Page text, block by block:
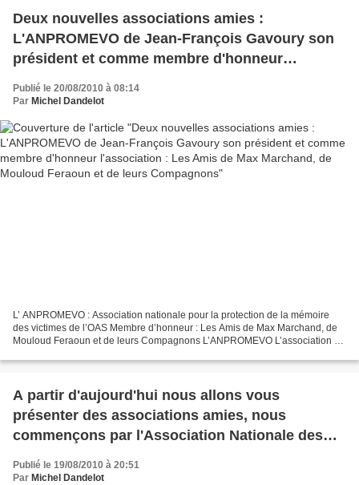
Deux nouvelles associations amies :
L'ANPROMEVO de Jean-François Gavoury son
président et comme membre d'honneur
Mouloud Feraoun et de leurs Compagnons
Publié le 20/08/2010 à 08:14
Par Michel Dandelot
L’ ANPROMEVO : Association nationale pour la protection de la mémoire
des victimes de l’OAS Membre d’honneur : Les Amis de Max Marchand, de
Mouloud Feraoun et de leurs Compagnons L’ANPROMEVO L’association a
A partir d'aujourd'hui nous allons vous
présenter des associations amies, nous
commençons par l'Association Nationale des
Pieds Noirs Progressistes et de leurs Amis
Publié le 19/08/2010 à 20:51
Par Michel Dandelot